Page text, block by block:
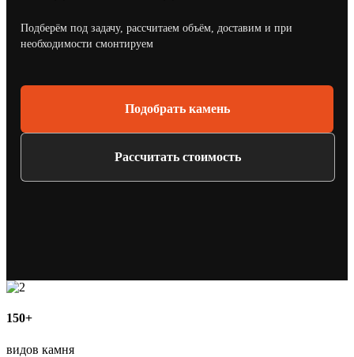
Подберём под задачу, рассчитаем объём, доставим и при
необходимости смонтируем
Подобрать камень
Рассчитать стоимость
150+
видов камня